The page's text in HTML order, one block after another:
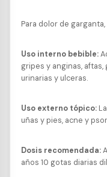
Para dolor de
Uso interno bebible:
gripes y anginas,
urinarias y ulceras.
Uso externo tópico:
uñas y pies, acne y
Dosis recomendada:
años 10 gotas diarias